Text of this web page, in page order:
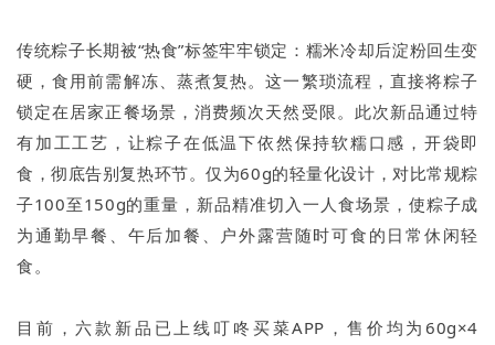
传统粽子长期被“热食”标签牢牢锁定：糯米冷却后淀粉回生变
硬，食用前需解冻、蒸煮复热。这一繁琐流程，直接将粽子
锁定在居家正餐场景，消费频次天然受限。此次新品通过特
有加工工艺，让粽子在低温下依然保持软糯口感，开袋即
食，彻底告别复热环节。仅为60g的轻量化设计，对比常规粽
子100至150g的重量，新品精准切入一人食场景，使粽子成
为通勤早餐、午后加餐、户外露营随时可食的日常休闲轻
食。
目前，六款新品已上线叮咚买菜APP，售价均为60g×4